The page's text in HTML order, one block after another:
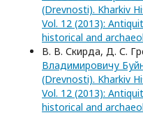
(Drevnosti). Kharkiv
Vol. 12 (2013):
historical and
В. В. Скирда, Д. С.
Владимировичу
(Drevnosti). Kharkiv
Vol. 12 (2013):
historical and